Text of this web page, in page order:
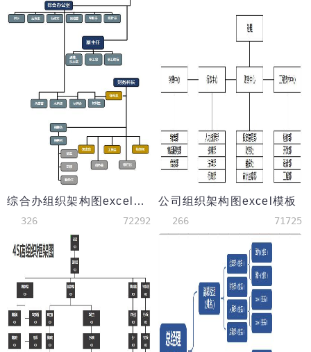
综合办组织架构图excel模板
326 72292
公司组织架构图excel模板
266 71725